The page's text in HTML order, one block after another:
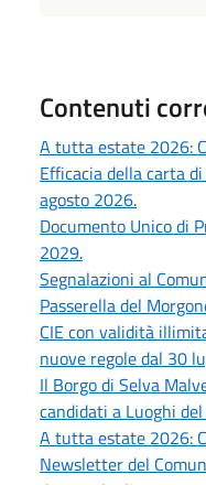
Contenuti
A tutta estate 2026:
Efficacia della carta
agosto 2026.
Documento Unico di
2029.
Segnalazioni al
Passerella del
CIE con validità
nuove regole dal 30
Il Borgo di Selva
candidati a Luoghi del
A tutta estate 2026:
Newsletter del